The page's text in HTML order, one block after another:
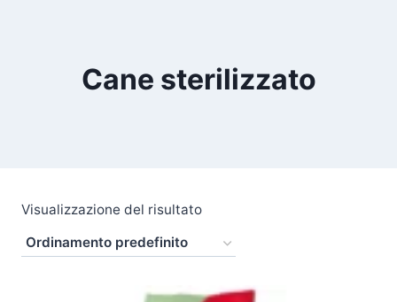
Cane sterilizzato
Visualizzazione del risultato